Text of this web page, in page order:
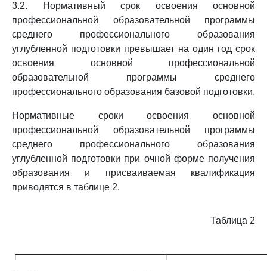
3.2. Нормативный срок освоения основной
профессиональной образовательной программы
среднего профессионального образования
углубленной подготовки превышает на один год срок
освоения основной профессиональной
образовательной программы среднего
профессионального образования базовой подготовки.
Нормативные сроки освоения основной
профессиональной образовательной программы
среднего профессионального образования
углубленной подготовки при очной форме получения
образования и присваиваемая квалификация
приводятся в таблице 2.
Таблица 2